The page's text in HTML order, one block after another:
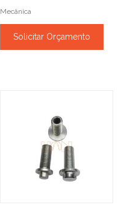
Mecânica
Solicitar Orçamento